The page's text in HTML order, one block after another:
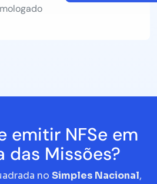
emitir NFSe em
das Missões?
no Simples Nacional,